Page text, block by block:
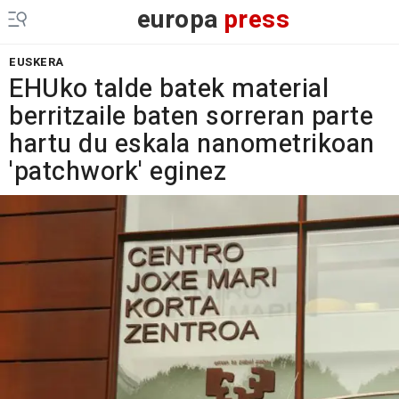
europa press
EUSKERA
EHUko talde batek material
berritzaile baten sorreran parte
hartu du eskala nanometrikoan
'patchwork' eginez